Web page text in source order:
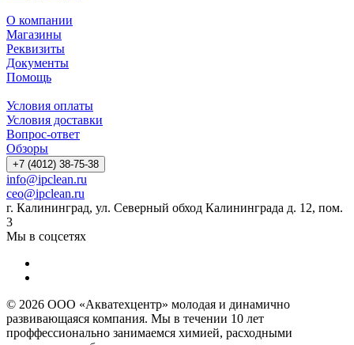
О компании
Магазины
Реквизиты
Документы
Помощь
Условия оплаты
Условия доставки
Вопрос-ответ
Обзоры
+7 (4012) 38-75-38
info@ipclean.ru
ceo@ipclean.ru
г. Калининград, ул. Северный обход Калининграда д. 12, пом.
3
Мы в соцсетях
© 2026 ООО «Акватехцентр» молодая и динамично
развивающаяся компания. Мы в течении 10 лет
проффессионально занимаемся химией, расходными